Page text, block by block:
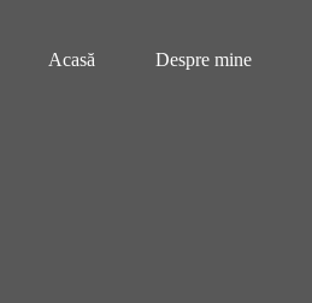
conținutAcasă Despre mine